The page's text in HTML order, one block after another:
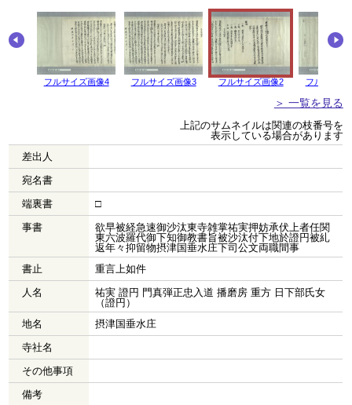
フルサイズ画像4 フルサイズ画像3 フルサイズ画像2 フルサイズ
＞ 一覧を見る
上記のサムネイルは関連の枝番号を
表示している場合があります
差出人
宛名書
端裏書
□
事書
欲早被経急速御沙汰東寺雑掌祐実押妨承伏上者任関
東六波羅代御下知御教書旨被沙汰付下地於證円被糺
返年々抑留物摂津国垂水庄下司公文両職間事
書止
重言上如件
人名
祐実 證円 門真弾正忠入道 播磨房 重方 日下部氏女
（證円）
地名
摂津国垂水庄
寺社名
その他事項
備考